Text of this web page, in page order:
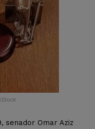
senador Omar Aziz